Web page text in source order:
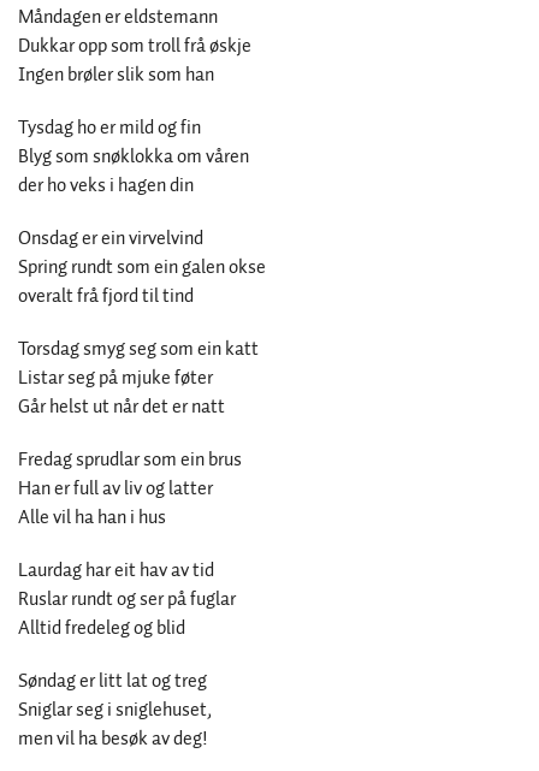
Måndagen er eldstemann
Dukkar opp som troll frå øskje
Ingen brøler slik som han
Tysdag ho er mild og fin
Blyg som snøklokka om våren
der ho veks i hagen din
Onsdag er ein virvelvind
Spring rundt som ein galen okse
overalt frå fjord til tind
Torsdag smyg seg som ein katt
Listar seg på mjuke føter
Går helst ut når det er natt
Fredag sprudlar som ein brus
Han er full av liv og latter
Alle vil ha han i hus
Laurdag har eit hav av tid
Ruslar rundt og ser på fuglar
Alltid fredeleg og blid
Søndag er litt lat og treg
Sniglar seg i sniglehuset,
men vil ha besøk av deg!